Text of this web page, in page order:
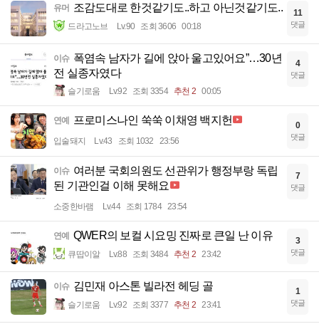
유머 조감도대로 한것같기도..하고 아닌것같기도..
드라고노브 Lv.90 조회 3606 00:18
11
댓글
이슈 폭염속 남자가 길에 앉아 울고있어요”…30년
전 실종자였다
슬기로움 Lv.92 조회 3354 추천 2 00:05
4
댓글
연예 프로미스나인 쑥쑥 이채영 백지헌
입술돼지 Lv.43 조회 1032 23:56
0
댓글
이슈 여러분 국회의원도 선관위가 행정부랑 독립
된 기관인걸 이해 못해요
소중한바램 Lv.44 조회 1784 23:54
7
댓글
연예 QWER의 보컬 시요밍 진짜로 큰일 난 이유
큐땁이알 Lv.88 조회 3484 추천 2 23:42
3
댓글
이슈 김민재 아스톤 빌라전 헤딩 골
슬기로움 Lv.92 조회 3377 추천 2 23:41
1
댓글